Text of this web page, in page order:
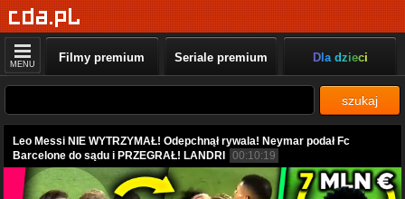
MENU Filmy premium Seriale premium Dla dzieci
szukaj
Leo Messi NIE WYTRZYMAŁ! Odepchnął rywala! Neymar podał Fc
Barcelone do sądu i PRZEGRAŁ! LANDRI
00:10:19